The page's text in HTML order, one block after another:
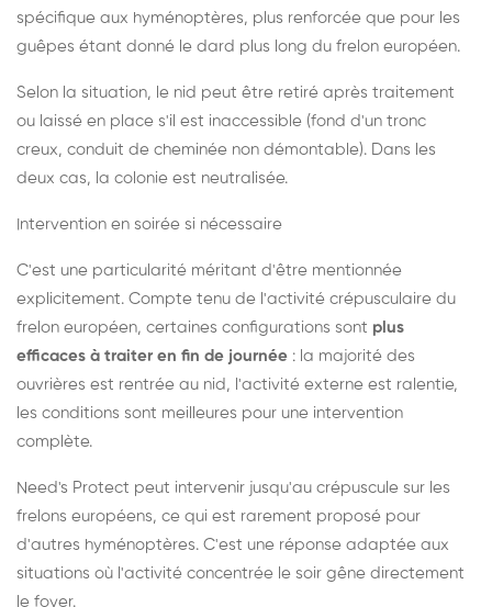
spécifique aux hyménoptères, plus renforcée que pour les
guêpes étant donné le dard plus long du frelon européen.
Selon la situation, le nid peut être retiré après traitement
ou laissé en place s'il est inaccessible (fond d'un tronc
creux, conduit de cheminée non démontable). Dans les
deux cas, la colonie est neutralisée.
Intervention en soirée si nécessaire
C'est une particularité méritant d'être mentionnée
explicitement. Compte tenu de l'activité crépusculaire du
frelon européen, certaines configurations sont plus
efficaces à traiter en fin de journée : la majorité des
ouvrières est rentrée au nid, l'activité externe est ralentie,
les conditions sont meilleures pour une intervention
complète.
Need's Protect peut intervenir jusqu'au crépuscule sur les
frelons européens, ce qui est rarement proposé pour
d'autres hyménoptères. C'est une réponse adaptée aux
situations où l'activité concentrée le soir gêne directement
le foyer.